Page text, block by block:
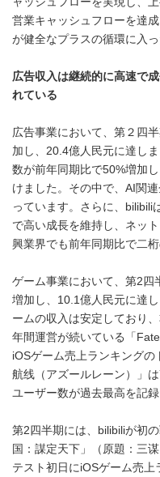
営業キャッシュフローを達
が健全なプラスの循環に入
広告収入は継続的に高速で
れている
広告事業において、第２四
加し、20.4億人民元に達し
数が前年同期比で50%増加
けました。その中で、AI関
っています。さらに、bilibili
で高い成長を維持し、ネッ
興業界でも前年同期比で二
ゲーム事業において、第2四
増加し、10.1億人民元に達
ームの収入は安定しており
年間運営が続いている「
iOSゲーム売上ランキング
航线（アズールレーン）」
ユーザー数が過去最高を記録
第2四半期には、bilibiliが初
国：謀定天下」（原題：三
テスト初日にiOSゲーム売上